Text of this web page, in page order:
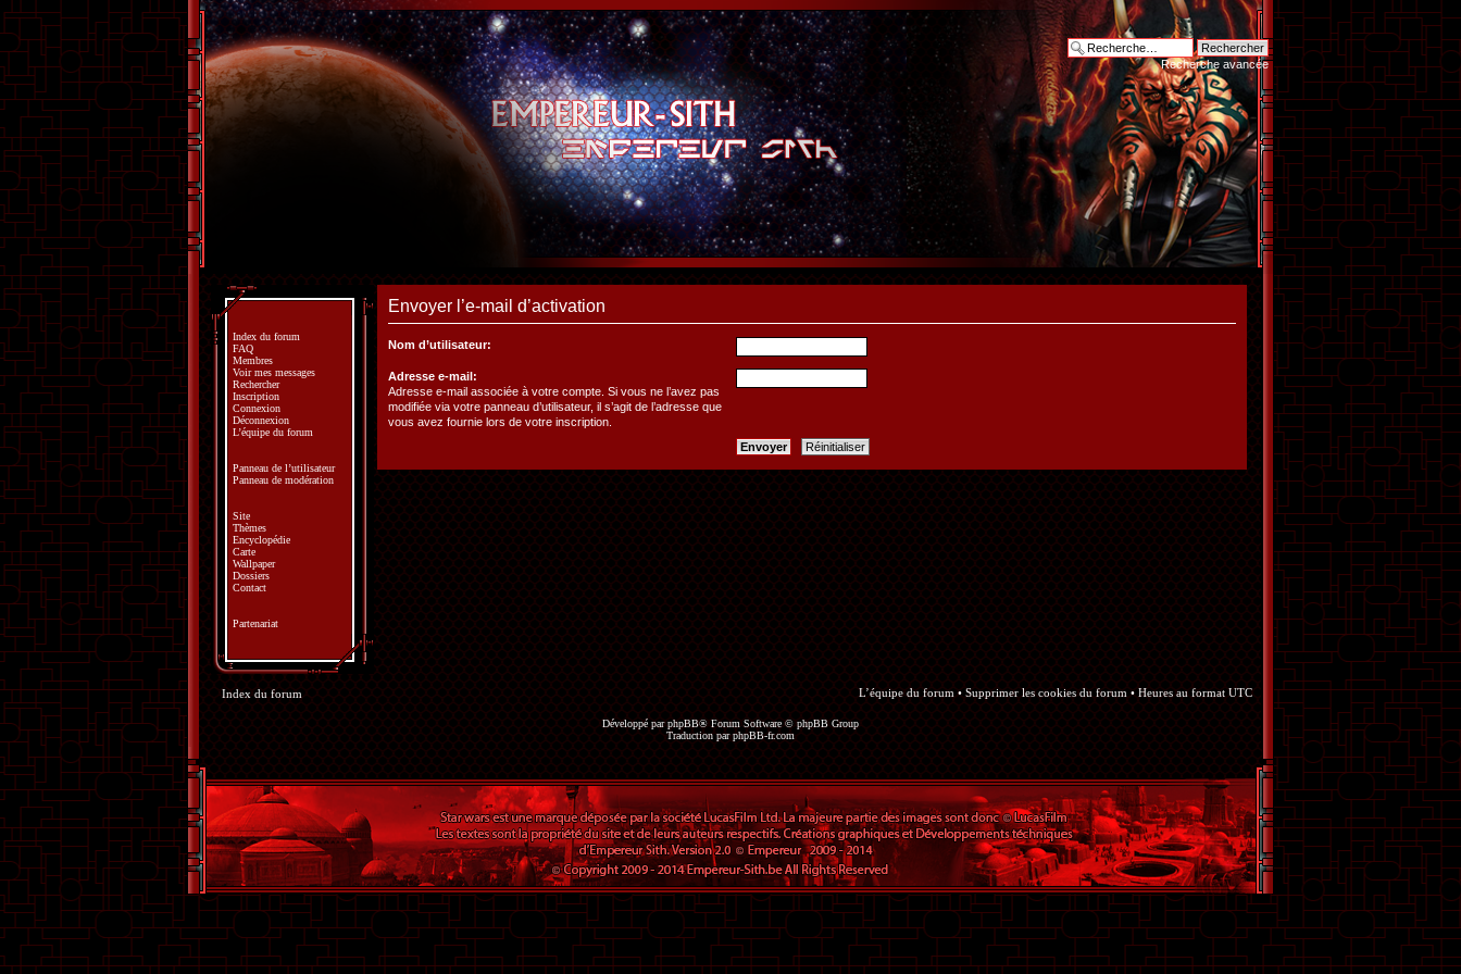
Recherche avancée
Envoyer l’e-mail d’activation
Nom d’utilisateur:
Adresse e-mail:
Adresse e-mail associée à votre compte. Si vous ne l’avez pas
modifiée via votre panneau d’utilisateur, il s’agit de l’adresse que
vous avez fournie lors de votre inscription.
Index du forum
FAQ
Membres
Voir mes messages
Rechercher
Inscription
Connexion
Déconnexion
L’équipe du forum
Panneau de l’utilisateur
Panneau de modération
Site
Thèmes
Encyclopédie
Carte
Wallpaper
Dossiers
Contact
Partenariat
Index du forum L’équipe du forum • Supprimer les cookies du forum • Heures au format UTC
Développé parphpBB® Forum Software © phpBB Group
Traduction parphpBB-fr.com